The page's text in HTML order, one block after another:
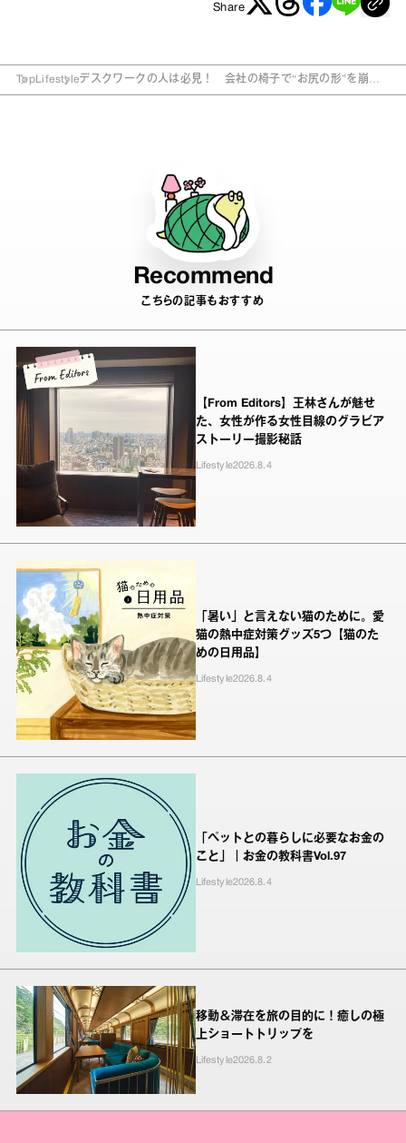
Share
Top Lifestyleデスクワークの人は必見！ 会社の椅子で“お尻の形”を崩さ
Recommend
こちらの記事もおすすめ
【From Editors】王林さんが魅せ
た、女性が作る女性目線のグラビア
ストーリー撮影秘話
Lifestyle2026.8.4
「暑い」と言えない猫のために。愛
猫の熱中症対策グッズ5つ【猫のた
めの日用品】
Lifestyle2026.8.4
「ペットとの暮らしに必要なお金の
こと」｜お金の教科書Vol.97
Lifestyle2026.8.4
移動＆滞在を旅の目的に！癒しの極
上ショートトリップを
Lifestyle2026.8.2